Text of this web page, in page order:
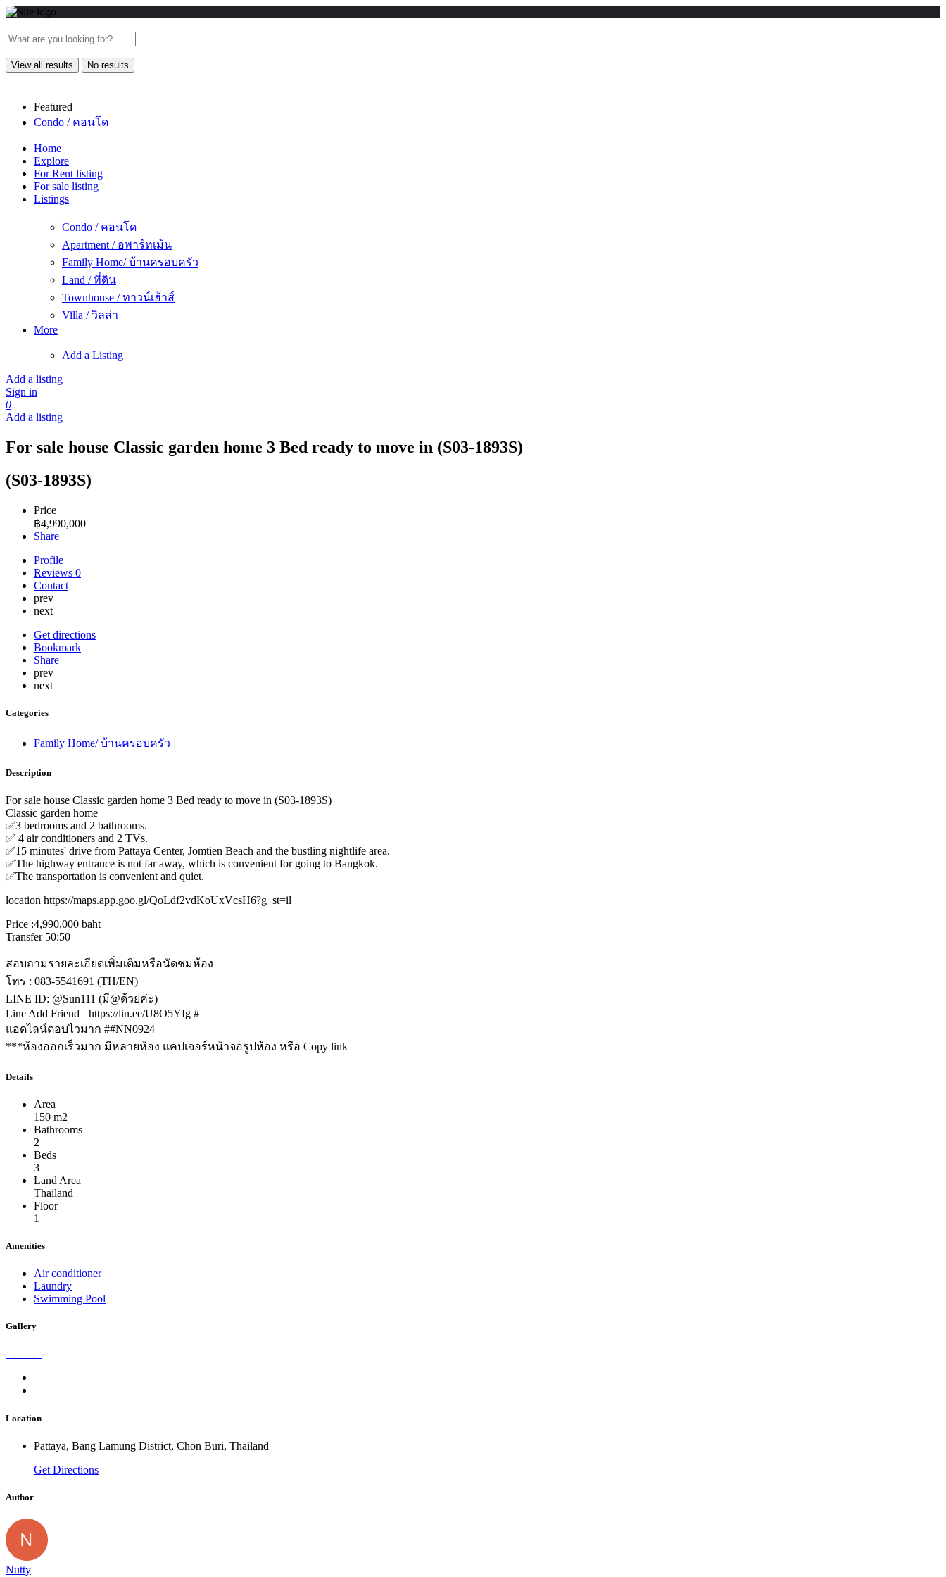
View all results No results
Featured
Condo / คอนโด
Home
Explore
For Rent listing
For sale listing
Listings
Condo / คอนโด
Apartment / อพาร์ทเม้น
Family Home/ บ้านครอบครัว
Land / ที่ดิน
Townhouse / ทาวน์เฮ้าส์
Villa / วิลล่า
More
Add a Listing
Add a listing
Sign in
0
Add a listing
For sale house Classic garden home 3 Bed ready to move in (S03-1893S)
(S03-1893S)
Price
฿4,990,000
Share
Profile
Reviews 0
Contact
prev
next
Get directions
Bookmark
Share
prev
next
Categories
Family Home/ บ้านครอบครัว
Description
For sale house Classic garden home 3 Bed ready to move in (S03-1893S)
Classic garden home
✅3 bedrooms and 2 bathrooms.
✅ 4 air conditioners and 2 TVs.
✅15 minutes' drive from Pattaya Center, Jomtien Beach and the bustling nightlife area.
✅The highway entrance is not far away, which is convenient for going to Bangkok.
✅The transportation is convenient and quiet.
location https://maps.app.goo.gl/QoLdf2vdKoUxVcsH6?g_st=il
Price :4,990,000 baht
Transfer 50:50
สอบถามรายละเอียดเพิ่มเติมหรือนัดชมห้อง
โทร : 083-5541691 (TH/EN)
LINE ID: @Sun111 (มี@ด้วยค่ะ)
Line Add Friend= https://lin.ee/U8O5YIg #
แอดไลน์ตอบไวมาก ##NN0924
***ห้องออกเร็วมาก มีหลายห้อง แคปเจอร์หน้าจอรูปห้อง หรือ Copy link
Details
Area
150 m2
Bathrooms
2
Beds
3
Land Area
Thailand
Floor
1
Amenities
Air conditioner
Laundry
Swimming Pool
Gallery
Location
Pattaya, Bang Lamung District, Chon Buri, Thailand
Get Directions
Author
Nutty